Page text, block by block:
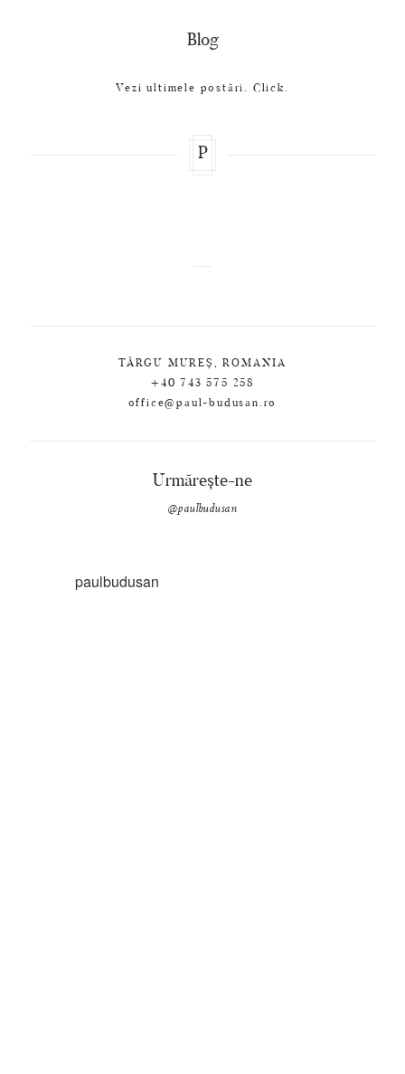
Blog
Vezi ultimele postări. Click.
P
TÂRGU MUREȘ, ROMANIA
+40 743 575 258
office@paul-budusan.ro
Urmărește-ne
@paulbudusan
paulbudusan